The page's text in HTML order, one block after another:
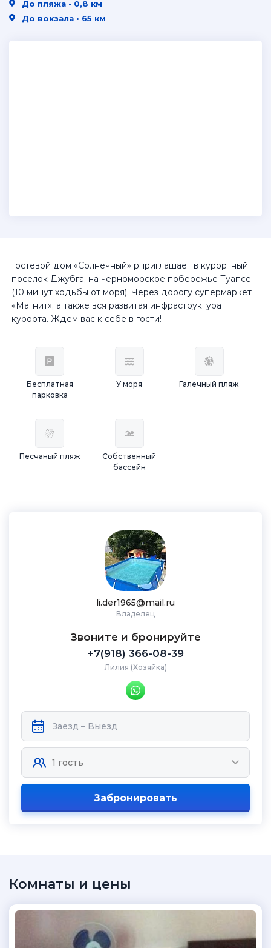
Гостевой дом «Солнечный» рприглашает в курортный
поселок Джубга, на черноморское побережье Туапсе
(10 минут ходьбы от моря). Через дорогу супермаркет
«Магнит», а также вся развитая инфраструктура
курорта. Ждем вас к себе в гости!
Бесплатная
парковка
У моря Галечный пляж
Песчаный пляж
Собственный
бассейн
li.der1965@mail.ru
Владелец
Звоните и бронируйте
+7(918) 366-08-39
Лилия (Хозяйка)
Забронировать
Комнаты и цены
До пляжа • 0,8 км
До вокзала • 65 км